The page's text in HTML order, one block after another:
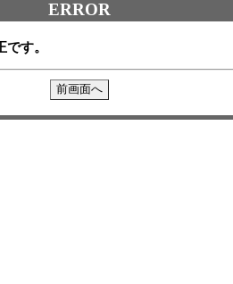
ERROR
す。